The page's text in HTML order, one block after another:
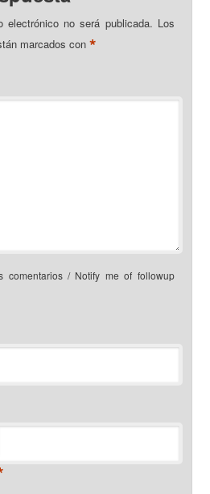
electrónico no será publicada. Los
marcados con*
comentarios / Notify me of followup